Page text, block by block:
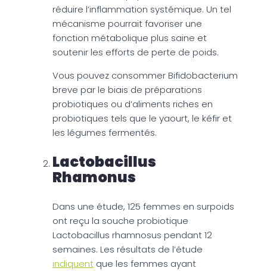
réduire l’inflammation systémique. Un tel
mécanisme pourrait favoriser une
fonction métabolique plus saine et
soutenir les efforts de perte de poids.
Vous pouvez consommer Bifidobacterium
breve par le biais de préparations
probiotiques ou d’aliments riches en
probiotiques tels que le yaourt, le kéfir et
les légumes fermentés.
Lactobacillus
Rhamonus
Dans une étude, 125 femmes en surpoids
ont reçu la souche probiotique
Lactobacillus rhamnosus pendant 12
semaines. Les résultats de l’étude
indiquent que les femmes ayant